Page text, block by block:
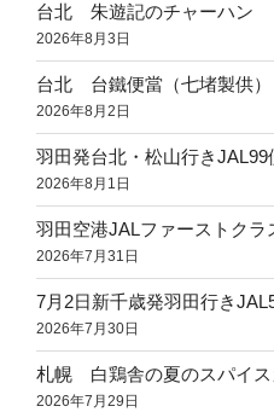
台北 朱遊記のチャーハン
2026年8月3日
台北 台鐵便當（七堵製供）
2026年8月2日
羽田発台北・松山行きJAL99
2026年8月1日
羽田空港JALファーストクラ
2026年7月31日
7月2日新千歳発羽田行き
2026年7月30日
札幌 白鶏舎の夏のスパイス
2026年7月29日